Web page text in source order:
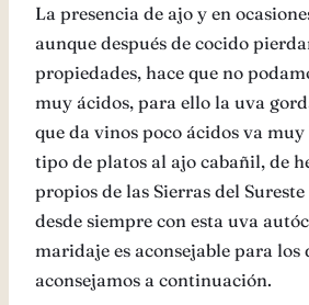
La presencia de ajo y en
aunque después de cocido
propiedades, hace que no
muy ácidos, para ello la uva
que da vinos poco ácidos va
tipo de platos al ajo cabañil, de
propios de las Sierras del
desde siempre con esta uva
maridaje es aconsejable para los
aconsejamos a continuación.